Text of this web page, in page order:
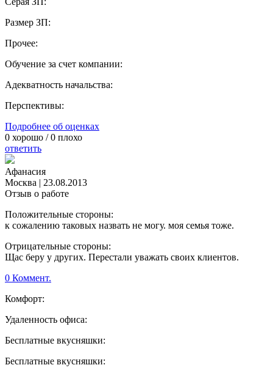
Размер ЗП:
Прочее:
Обучение за счет компании:
Адекватность начальства:
Перспективы:
Подробнее об оценках
0 хорошо /0 плохо
ответить
Афанасия
Москва | 23.08.2013
Отзыв о работе
Положительные стороны:
к сожалению таковых назвать не могу. моя семья тоже.
Отрицательные стороны:
Щас беру у других. Перестали уважать своих клиентов.
0 Коммент.
Комфорт:
Удаленность офиса:
Бесплатные вкусняшки:
Бесплатные вкусняшки: